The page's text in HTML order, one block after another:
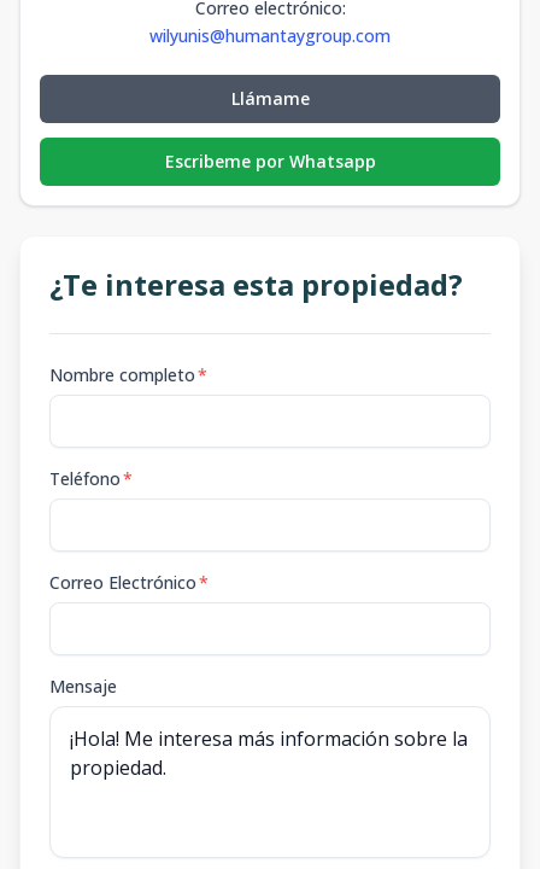
Correo electrónico:
wilyunis@humantaygroup.com
Llámame
Escribeme por Whatsapp
¿Te interesa esta propiedad?
Nombre completo*
Teléfono*
Correo Electrónico*
Mensaje